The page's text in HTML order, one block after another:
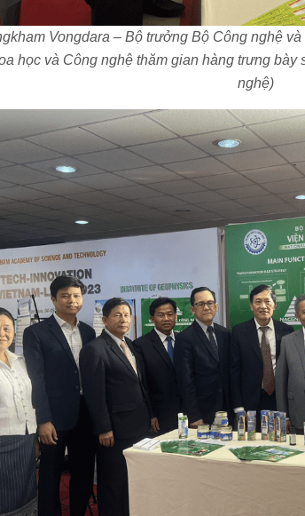
Vongdara – Bộ trưởng Bộ Công nghệ
học và Công nghệ thăm gian hàng trưng
nghệ)